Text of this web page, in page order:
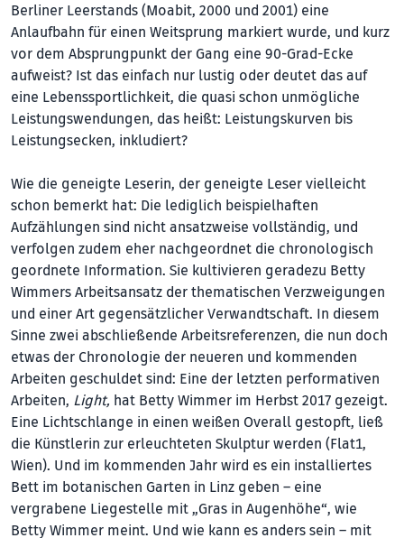
Berliner Leerstands (Moabit, 2000 und 2001) eine
Anlaufbahn für einen Weitsprung markiert wurde, und kurz
vor dem Absprungpunkt der Gang eine 90-Grad-Ecke
aufweist? Ist das einfach nur lustig oder deutet das auf
eine Lebenssportlichkeit, die quasi schon unmögliche
Leistungswendungen, das heißt: Leistungskurven bis
Leistungsecken, inkludiert?
Wie die geneigte Leserin, der geneigte Leser vielleicht
schon bemerkt hat: Die lediglich beispielhaften
Aufzählungen sind nicht ansatzweise vollständig, und
verfolgen zudem eher nachgeordnet die chronologisch
geordnete Information. Sie kultivieren geradezu Betty
Wimmers Arbeitsansatz der thematischen Verzweigungen
und einer Art gegensätzlicher Verwandtschaft. In diesem
Sinne zwei abschließende Arbeitsreferenzen, die nun doch
etwas der Chronologie der neueren und kommenden
Arbeiten geschuldet sind: Eine der letzten performativen
Arbeiten, Light, hat Betty Wimmer im Herbst 2017 gezeigt.
Eine Lichtschlange in einen weißen Overall gestopft, ließ
die Künstlerin zur erleuchteten Skulptur werden (Flat1,
Wien). Und im kommenden Jahr wird es ein installiertes
Bett im botanischen Garten in Linz geben – eine
vergrabene Liegestelle mit „Gras in Augenhöhe“, wie
Betty Wimmer meint. Und wie kann es anders sein – mit